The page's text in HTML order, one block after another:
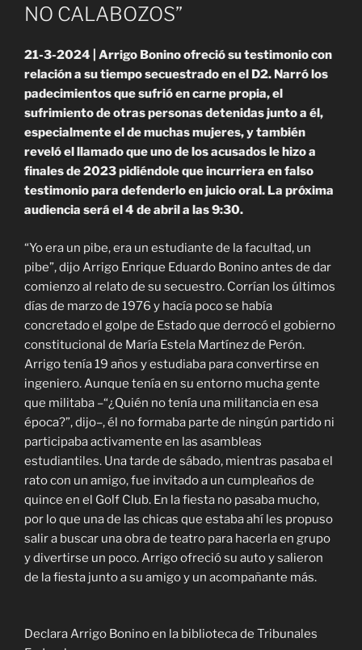
NO CALABOZOS”
21-3-2024 | Arrigo Bonino ofreció su testimonio con
relación a su tiempo secuestrado en el D2. Narró los
padecimientos que sufrió en carne propia, el
sufrimiento de otras personas detenidas junto a él,
especialmente el de muchas mujeres, y también
reveló el llamado que uno de los acusados le hizo a
finales de 2023 pidiéndole que incurriera en falso
testimonio para defenderlo en juicio oral. La próxima
audiencia será el 4 de abril a las 9:30.
“Yo era un pibe, era un estudiante de la facultad, un
pibe”, dijo Arrigo Enrique Eduardo Bonino antes de dar
comienzo al relato de su secuestro. Corrían los últimos
días de marzo de 1976 y hacía poco se había
concretado el golpe de Estado que derrocó el gobierno
constitucional de María Estela Martínez de Perón.
Arrigo tenía 19 años y estudiaba para convertirse en
ingeniero. Aunque tenía en su entorno mucha gente
que militaba –“¿Quién no tenía una militancia en esa
época?”, dijo–, él no formaba parte de ningún partido ni
participaba activamente en las asambleas
estudiantiles. Una tarde de sábado, mientras pasaba el
rato con un amigo, fue invitado a un cumpleaños de
quince en el Golf Club. En la fiesta no pasaba mucho,
por lo que una de las chicas que estaba ahí les propuso
salir a buscar una obra de teatro para hacerla en grupo
y divertirse un poco. Arrigo ofreció su auto y salieron
de la fiesta junto a su amigo y un acompañante más.
Declara Arrigo Bonino en la biblioteca de Tribunales